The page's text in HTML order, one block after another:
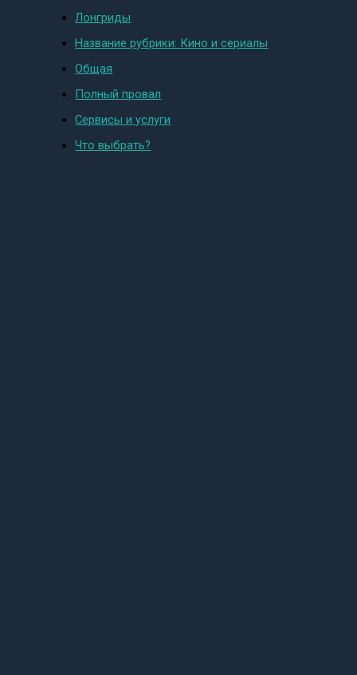
Лонгриды
Название рубрики: Кино и сериалы
Общая
Полный провал
Сервисы и услуги
Что выбрать?